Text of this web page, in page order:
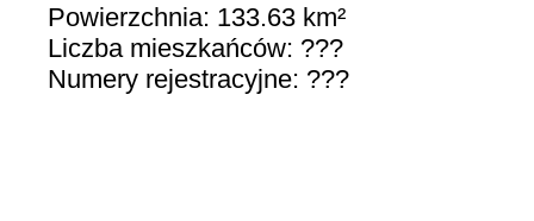
Powierzchnia: 133.63 km²
Liczba mieszkańców: ???
Numery rejestracyjne: ???